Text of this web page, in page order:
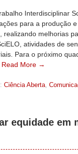
Interdisciplinar
para a produção
realizando melhorias
atividades de
Para o próximo
Read More →
Ciência Aberta,
equidade em